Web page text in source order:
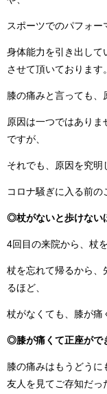
スポーツでのパフォ
身体能力を引き出して
させて頂いております。
膝の痛みと言っても、
原因は一つではあり
ですが、
それでも、原因を究明
コロナ騒ぎに入る前の
◎杖がないと歩けない
4回目の来院から、杖
杖を忘れて帰るから、
るほど、
杖がなくても、膝が痛
◎膝が痛くて正座がで
膝の痛みはもうどう
友人を見てご存知だっ